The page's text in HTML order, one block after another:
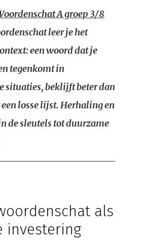
A groep 3/8
leer je het
een woord dat je
tegenkomt in
situaties, beklijft beter dan
losse lijst. Herhaling en
de sleutels tot duurzame
als
investering